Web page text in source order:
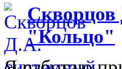
Скворцов
"Кольцо"